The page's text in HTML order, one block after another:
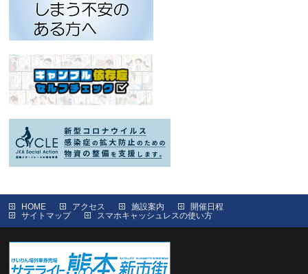
HOME アクセス 施設案内
開催日程
サイトマップ
スマホキャッシュレスの使い方